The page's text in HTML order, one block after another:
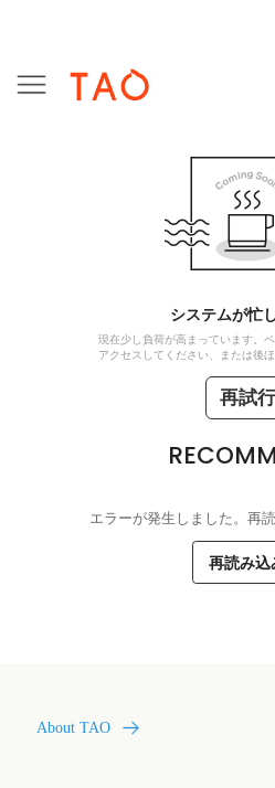
システムが忙
現在少し負荷が高まっています。
アクセスしてください、または後
再試行
エラーが発生しました。再
再読み込
About TAO